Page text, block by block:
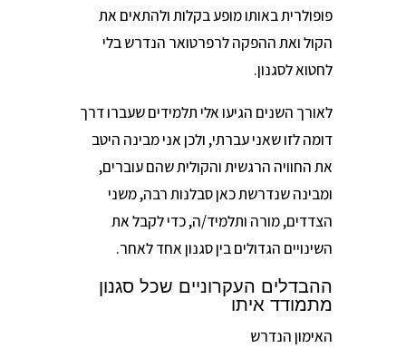
פופולרית באותו מופע בקלות ולהתאים את
הקול ואת ההפקה לרפרטואר הנדרש בלי
לחטוא לסגנון.
לאורך השנים הגיעו אלי תלמידים שעברו דרך
דומה לזו שאני עברתי, ולכן אני מבינה היטב
את החוויה הרגשית והקולית שהם עוברים,
ומבינה שנדרשת כאן סבלנות רבה, משני
הצדדים, מורה ותלמיד/ה, כדי לקבל את
השינויים הגדולים בין סגנון אחד לאחר.
ההבדלים העקרוניים שכל סגנון
מתמודד איתו
האימון הנדרש